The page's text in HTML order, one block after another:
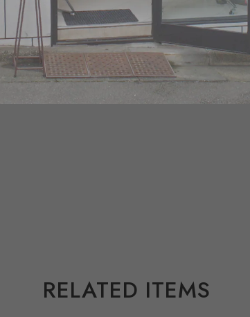
RELATED ITEMS